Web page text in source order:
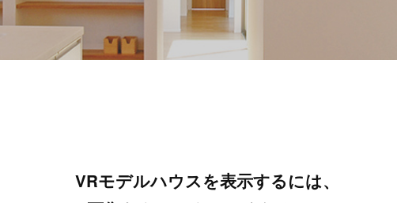
VRモデルハウスを表示するには、